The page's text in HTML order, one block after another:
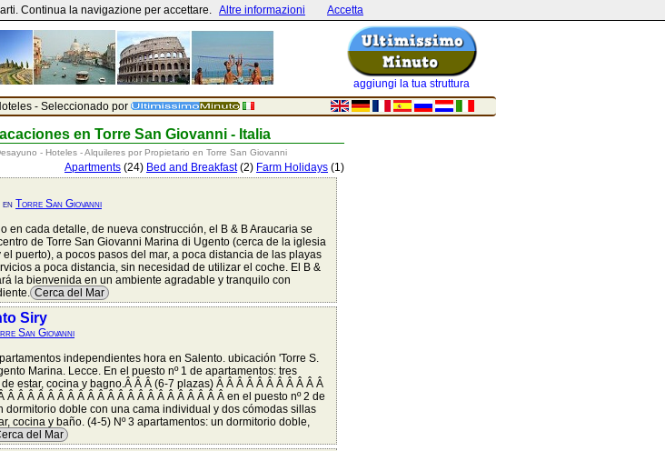
aggiungi la tua struttura
- Seleccionado por
en Torre San Giovanni - Italia
- Hoteles - Alquileres por Propietario en Torre San Giovanni
Apartments (24) Bed and Breakfast(2) Farm Holidays (1)
Torre San Giovanni
en cada detalle, de nueva construcción, el B & B Araucaria se
de Torre San Giovanni Marina di Ugento (cerca de la iglesia
el puerto), a pocos pasos del mar, a poca distancia de las playas
a poca distancia, sin necesidad de utilizar el coche. El B &
la bienvenida en un ambiente agradable y tranquilo con
Cerca del Mar
Siry
San Giovanni
independientes hora en Salento. ubicación 'Torre S.
Marina. Lecce. En el puesto nº 1 de apartamentos: tres
estar, cocina y bagno.Â Â Â (6-7 plazas) Â Â Â Â Â Â Â Â Â Â Â
Â Â Â Â Â Â Â Â Â Â Â Â Â Â Â Â Â Â Â Â Â Â en el puesto nº 2 de
dormitorio doble con una cama individual y dos cómodas sillas
cocina y baño. (4-5) Nº 3 apartamentos: un dormitorio doble,
del Mar
Continua la navigazione per accettare. Altre informazioni Accetta